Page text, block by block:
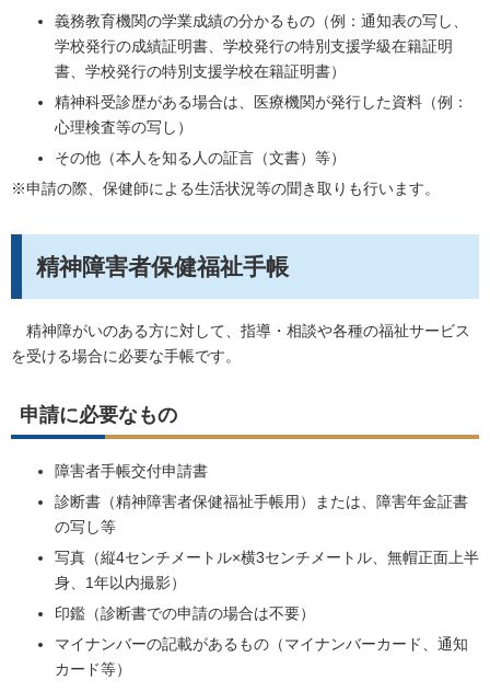
義務教育機関の学業成績の分かるもの（例：通知表の写し、
学校発行の成績証明書、学校発行の特別支援学級在籍証明
書、学校発行の特別支援学校在籍証明書）
精神科受診歴がある場合は、医療機関が発行した資料（例：
心理検査等の写し）
その他（本人を知る人の証言（文書）等）
※申請の際、 保健師による生活状況等の聞き取りも行います。
精神障害者保健福祉手帳
精神障がいのある方に対して、指導・相談や各種の福祉サービス
を受ける場合に必要な手帳です。
申請に必要なもの
障害者手帳交付申請書
診断書（精神障害者保健福祉手帳用）または、障害年金証書
の写し等
写真（縦4センチメートル×横3センチメートル、無帽正面上半
身、1年以内撮影）
印鑑（診断書での申請の場合は不要）
マイナンバーの記載があるもの（マイナンバーカード、通知
カード等）